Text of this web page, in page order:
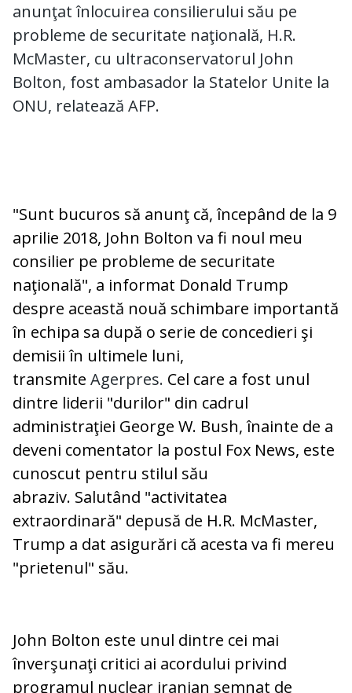
anunţat înlocuirea consilierului său pe
probleme de securitate naţională, H.R.
McMaster, cu ultraconservatorul John
Bolton, fost ambasador la Statelor Unite la
ONU, relatează AFP.
"Sunt bucuros să anunţ că, începând de la 9
aprilie 2018, John Bolton va fi noul meu
consilier pe probleme de securitate
naţională", a informat Donald Trump
despre această nouă schimbare importantă
în echipa sa după o serie de concedieri şi
demisii în ultimele luni,
transmite Agerpres. Cel care a fost unul
dintre liderii "durilor" din cadrul
administraţiei George W. Bush, înainte de a
deveni comentator la postul Fox News, este
cunoscut pentru stilul său
abraziv. Salutând "activitatea
extraordinară" depusă de H.R. McMaster,
Trump a dat asigurări că acesta va fi mereu
"prietenul" său.
John Bolton este unul dintre cei mai
înverşunaţi critici ai acordului privind
programul nuclear iranian semnat de